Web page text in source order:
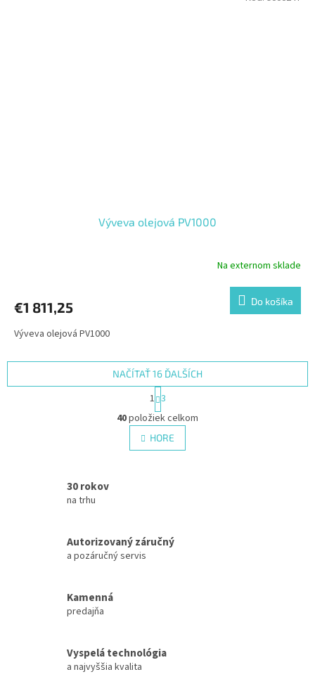
Výveva olejová PV1000
Na externom sklade
€1 811,25 Do košíka
Výveva olejová PV1000
O
v
l
á
r
s
NAČÍTAŤ 16 ĎALŠÍCH
S
t
r
á
n
k
1 3
40položiek celkom
HORE
30 rokov
na trhu
Autorizovaný záručný
a pozáručný servis
Kamenná
predajňa
Vyspelá technológia
a najvyššia kvalita